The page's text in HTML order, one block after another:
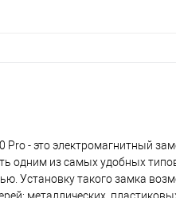
- это электромагнитный
одним из самых удобных
Установку такого замка